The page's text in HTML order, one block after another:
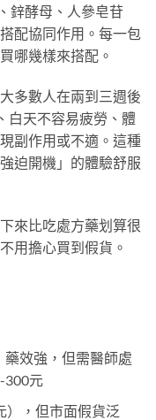
鋅酵母、人參皂苷
配協同作用。每一包
哪幾樣來搭配。
多數人在兩到三週後
白天不容易疲勞、體
副作用或不適。這種
迫開機」的體驗舒服
來比吃處方藥划算很
用擔心買到假貨。
效強，但需醫師處
300元
），但市面假貨泛